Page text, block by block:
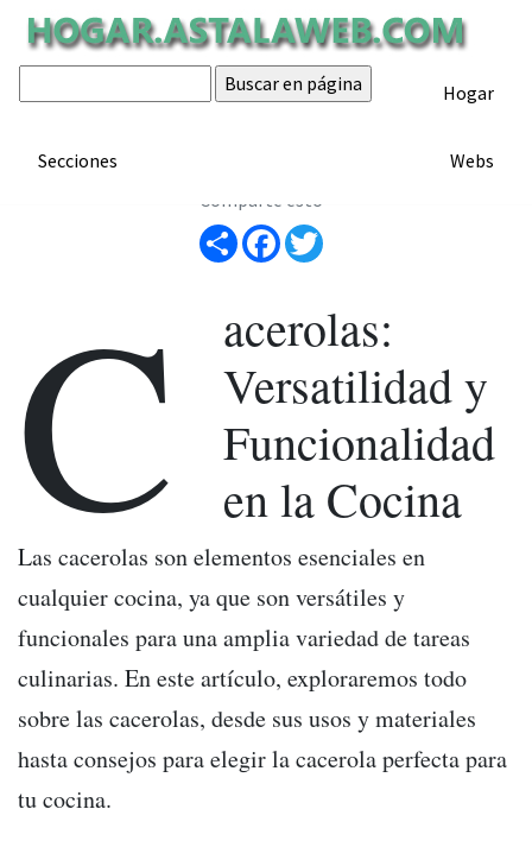
Hogar
Secciones Webs
ARTÍCULO Cacerolas Artículo de hogar.astalaweb.com
Comparte esto
Share Facebook
C
acerolas:
Versatilidad y
Funcionalidad
en la Cocina
Las cacerolas son elementos esenciales en
cualquier cocina, ya que son versátiles y
funcionales para una amplia variedad de tareas
culinarias. En este artículo, exploraremos todo
sobre las cacerolas, desde sus usos y materiales
hasta consejos para elegir la cacerola perfecta para
tu cocina.